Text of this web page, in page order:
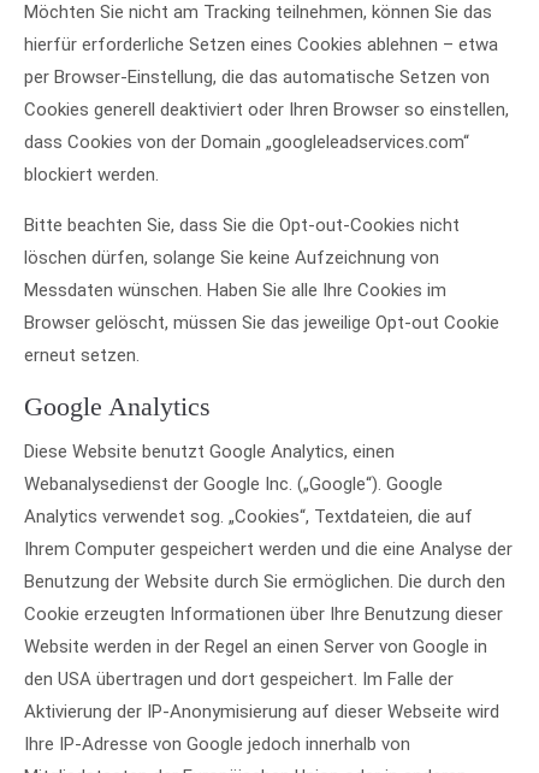
Möchten Sie nicht am Tracking teilnehmen, können Sie das
hierfür erforderliche Setzen eines Cookies ablehnen – etwa
per Browser-Einstellung, die das automatische Setzen von
Cookies generell deaktiviert oder Ihren Browser so einstellen,
dass Cookies von der Domain „googleleadservices.com“
blockiert werden.
Bitte beachten Sie, dass Sie die Opt-out-Cookies nicht
löschen dürfen, solange Sie keine Aufzeichnung von
Messdaten wünschen. Haben Sie alle Ihre Cookies im
Browser gelöscht, müssen Sie das jeweilige Opt-out Cookie
erneut setzen.
Google Analytics
Diese Website benutzt Google Analytics, einen
Webanalysedienst der Google Inc. („Google“). Google
Analytics verwendet sog. „Cookies“, Textdateien, die auf
Ihrem Computer gespeichert werden und die eine Analyse der
Benutzung der Website durch Sie ermöglichen. Die durch den
Cookie erzeugten Informationen über Ihre Benutzung dieser
Website werden in der Regel an einen Server von Google in
den USA übertragen und dort gespeichert. Im Falle der
Aktivierung der IP-Anonymisierung auf dieser Webseite wird
Ihre IP-Adresse von Google jedoch innerhalb von